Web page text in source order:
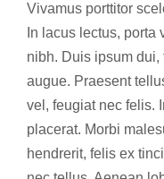
Vivamus porttitor
In lacus lectus,
nibh. Duis ipsum dui,
augue. Praesent
vel, feugiat nec felis.
placerat. Morbi
hendrerit, felis ex